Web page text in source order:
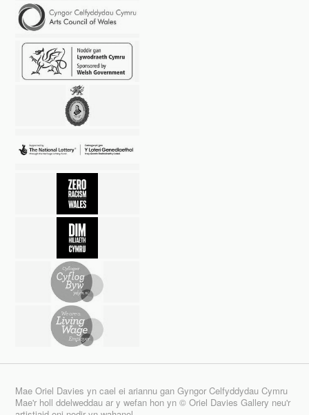
Mae Oriel Davies yn cael ei ariannu gan Gyngor Celfyddydau Cymru
Mae'r holl ddelweddau ar y wefan hon yn © Oriel Davies Gallery neu'r